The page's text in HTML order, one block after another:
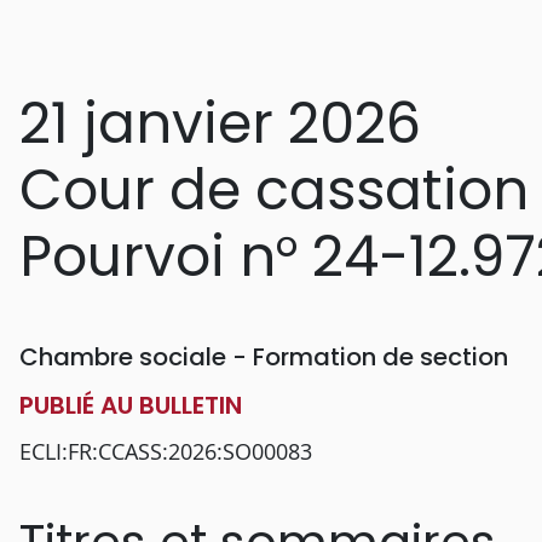
21 janvier 2026
Cour de cassation
Pourvoi n° 24-
Chambre sociale - Formation de section
PUBLIÉ AU BULLETIN
ECLI:FR:CCASS:2026:SO00083